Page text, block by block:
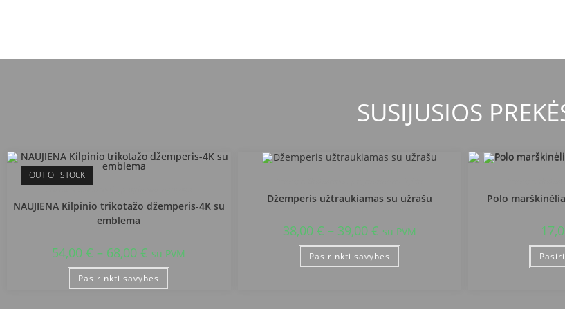
SUSIJUSIOS
OUT OF STOCK
Prienų r. Balbieriškio pagrindinė mokykla
NAUJIENA Kilpinio trikotažo džemperis-4K su
emblema
54,00€ – 68,00€ su PVM
Pasirinkti savybes
Džemperis užtraukiamas su užrašu
38,00 € – 39,00 € su PVM
Pasirinkti savybes
Polo